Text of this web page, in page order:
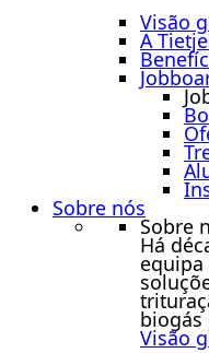
Visão
A
Sobre nós
Sobre
Há
biogás
Visão